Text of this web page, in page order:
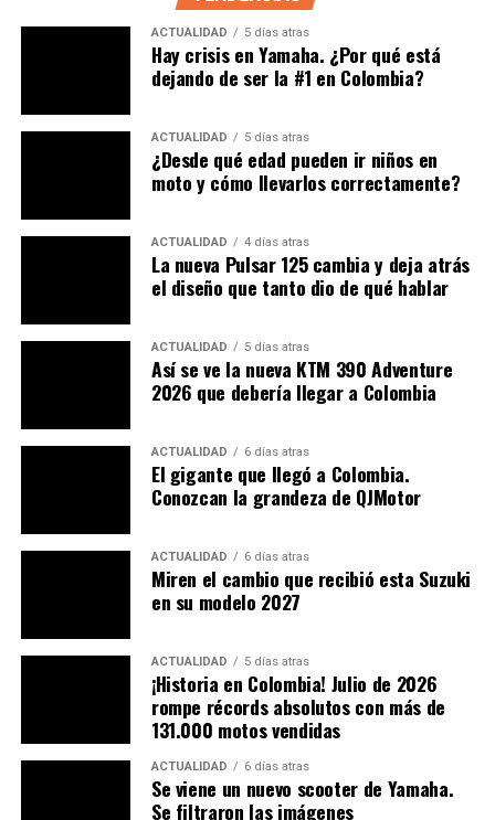
podía esperarse menos de
la administración distrital.
— Francisco Reyes V.
(@fhreyesv)December 25,
2022
Reyes, asegura que este “régimen” es inconstitucional
“confiscatorio porque atenta contra la propiedad
que los usuarios sentirán el impacto, sin importar cuál
sea su número de placa, en el caso que adquirieron un
segundo carro para poder usar sus automotores durante
ACTUALIDAD 5 días atras
Hay crisis en Yamaha. ¿Por qué está
dejando de ser la #1 en Colombia?
ACTUALIDAD 5 días atras
¿Desde qué edad pueden ir niños en
moto y cómo llevarlos correctamente?
ACTUALIDAD 4 días atras
La nueva Pulsar 125 cambia y deja atrás
el diseño que tanto dio de qué hablar
ACTUALIDAD 5 días atras
Así se ve la nueva KTM 390 Adventure
2026 que debería llegar a Colombia
ACTUALIDAD 6 días atras
El gigante que llegó a Colombia.
Conozcan la grandeza de QJMotor
ACTUALIDAD 6 días atras
Miren el cambio que recibió esta Suzuki
en su modelo 2027
ACTUALIDAD 5 días atras
¡Historia en Colombia! Julio de 2026
rompe récords absolutos con más de
131.000 motos vendidas
ACTUALIDAD 6 días atras
Se viene un nuevo scooter de Yamaha.
Se filtraron las imágenes